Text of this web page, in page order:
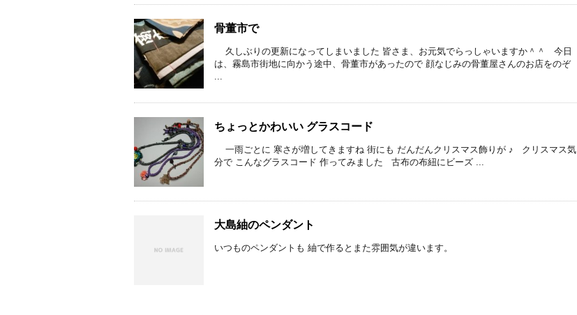
骨董市で
久しぶりの更新になってしまいました 皆さま、お元気でらっしゃいますか＾＾ 今日
は、霧島市街地に向かう途中、骨董市があったので 顔なじみの骨董屋さんのお店をのぞ
...
ちょっとかわいい グラスコード
一雨ごとに 寒さが増してきますね 街にも だんだんクリスマス飾りが ♪ クリスマス気
分で こんなグラスコード 作ってみました 古布の布紐にビーズ ...
大島紬のペンダント
いつものペンダントも 紬で作るとまた雰囲気が違います。